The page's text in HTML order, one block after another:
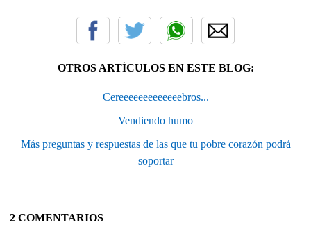
OTROS ARTÍCULOS EN ESTE BLOG:
Cereeeeeeeeeeeeebros...
Vendiendo humo
Más preguntas y respuestas de las que tu pobre corazón podrá
soportar
2 COMENTARIOS